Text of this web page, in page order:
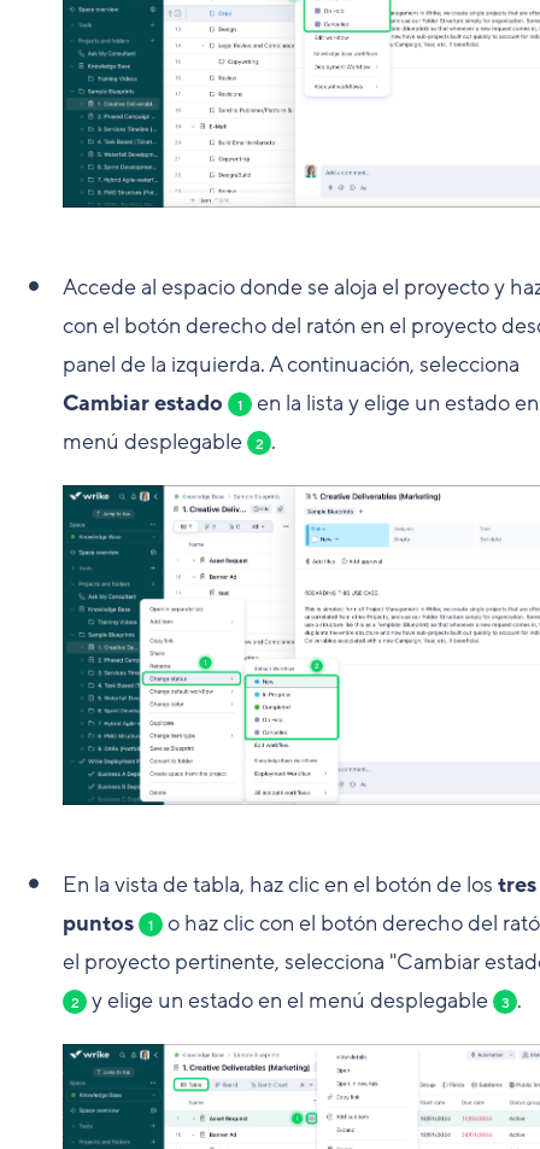
Accede al espacio donde se aloja el proyecto y
con el botón derecho del ratón en el proyecto
panel de la izquierda. A continuación, selecciona
Cambiar estado
1
en la lista y elige un estado
menú desplegable
2 .
En la vista de tabla, haz clic en el botón de los tres
puntos
1
o haz clic con el botón derecho del
el proyecto pertinente, selecciona "Cambiar
2 y elige un estado en el menú desplegable 3 .